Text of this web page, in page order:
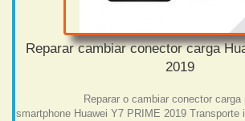
Reparar cambiar conector carga
2019
Reparar o cambiar conector carga
smartphone Huawei Y7 PRIME 2019 Transporte